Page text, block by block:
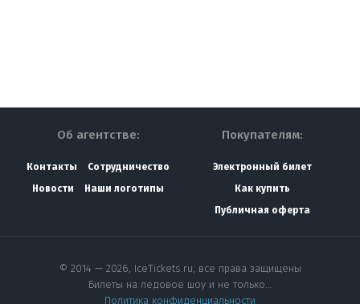
Об агентстве:
Контакты
Сотрудничество
Новости
Наши логотипы
Покупателям:
Электронный билет
Как купить
Публичная оферта
© 2014 — 2026, IceTickets.ru, все права защищены
Билеты на ледовое шоу и не только…
Политика конфиденциальности